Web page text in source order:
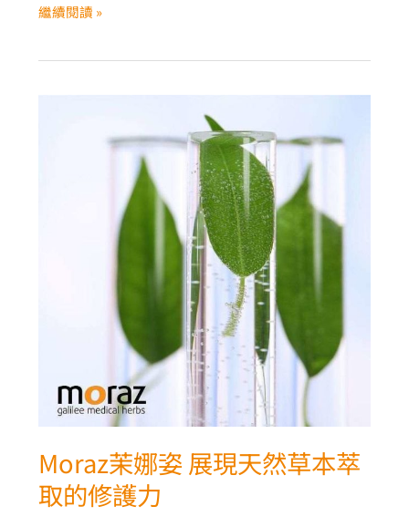
繼續閱讀 »
Moraz茉娜姿 展現天然草本萃
取的修護力
護
力